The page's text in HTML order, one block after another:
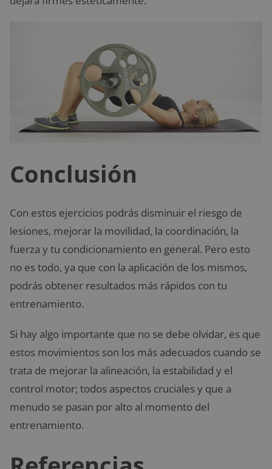
Conclusión
Con estos ejercicios podrás disminuir el riesgo de
lesiones, mejorar la movilidad, la coordinación, la
fuerza y tu condicionamiento en general. Pero esto
no es todo, ya que con la aplicación de los mismos,
podrás obtener resultados más rápidos con tu
entrenamiento.
Si hay algo importante que no se debe olvidar, es que
estos movimientos son los más adecuados cuando se
trata de mejorar la alineación, la estabilidad y el
control motor; todos aspectos cruciales y que a
menudo se pasan por alto al momento del
entrenamiento.